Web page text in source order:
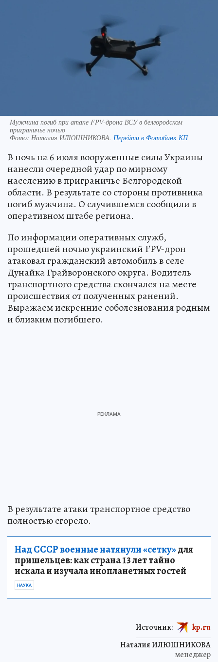
Мужчина погиб при атаке FPV-дрона ВСУ в белгородском
приграничье ночью
Фото: Наталия ИЛЮШНИКОВА. Перейти в Фотобанк КП
В ночь на 6 июля вооруженные силы Украины
нанесли очередной удар по мирному
населению в приграничье Белгородской
области. В результате со стороны противника
погиб мужчина. О случившемся сообщили в
оперативном штабе региона.
По информации оперативных служб,
прошедшей ночью украинский FPV-дрон
атаковал гражданский автомобиль в селе
Дунайка Грайворонского округа. Водитель
транспортного средства скончался на месте
происшествия от полученных ранений.
Выражаем искренние соболезнования родным
и близким погибшего.
В результате атаки транспортное средство
полностью сгорело.
Над СССР военные натянули «сетку»для
пришельцев: как страна 13 лет тайно
искала и изучала инопланетных гостей
НАУКА
Наталия ИЛЮШНИКОВА
менеджер
Источник: kp.ru